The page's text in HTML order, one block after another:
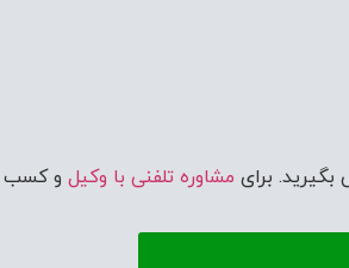
برای مشاوره تلفنی با وکیل و کسب